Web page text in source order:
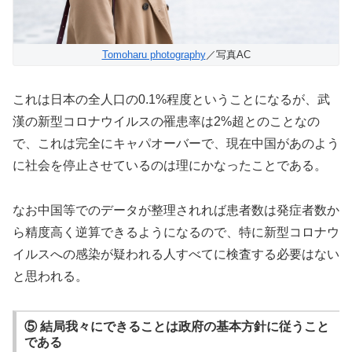
Tomoharu photography／写真AC
これは日本の全人口の0.1%程度ということになるが、武
漢の新型コロナウイルスの罹患率は2%超とのことなの
で、これは完全にキャパオーバーで、現在中国があのよう
に社会を停止させているのは理にかなったことである。
なお中国等でのデータが整理されれば患者数は発症者数か
ら精度高く逆算できるようになるので、特に新型コロナウ
イルスへの感染が疑われる人すべてに検査する必要はない
と思われる。
⑤ 結局我々にできることは政府の基本方針に従うこと
である